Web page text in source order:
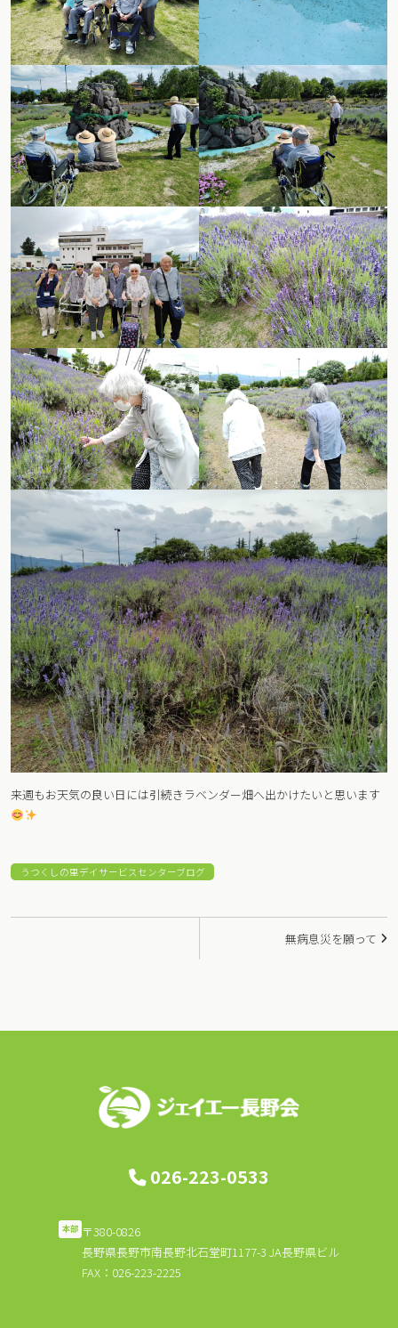
来週もお天気の良い日には引続きラベンダー畑へ出かけたいと思います
うつくしの里デイサービスセンターブログ
ビ
無病息災を願って
026-223-0533
本部 〒380-0826
長野県長野市南長野北石堂町1177-3 JA長野県ビル
FAX：026-223-2225